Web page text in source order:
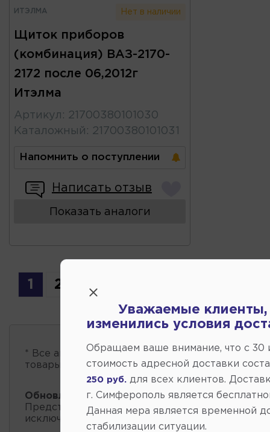
ИТЭЛМА Нет в наличии
Щиток приборов
(комбинация) ВАЗ-2170-
2172 после 06,2012г
Итэлма
Артикул : 21700380101030
Каталожный : 21700380101031
Напомнить о поступлении
Написать отзыв
Показать аналоги
1 2
* Все автозапчасти есть в наличии, обновление
товары проходит несколько раз в сутки.
Обновление остатков и цен: 20:59 2026-08-08
Представленные данные о запчастях на этой
исключительно информационный характер.
Уважаемые клиенты,
изменились условия
Обращаем ваше внимание, что c 30
стоимость адресной доставки
250 руб.
для всех клиентов.
г. Симферополь является
Данная мера является временной
стабилизации ситуации.